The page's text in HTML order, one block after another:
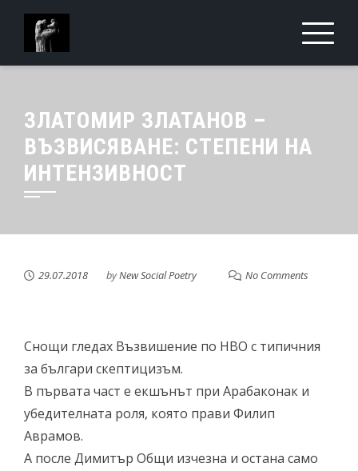
Skip
content
ЗЛАТОМИР ЗЛАТАНОВ –
ВЪЗВИСЯВАНЕ: СТЕПЕНИ НА
ИНТЕНЗИВНОСТ
29.07.2018 byNew Social Poetry No Comments
Снощи гледах Възвишение по HBO с типичния
за българи скептицизъм.
В първата част е екшънът при Арабаконак и
убедителната роля, която прави Филип
Аврамов.
А после Димитър Общи изчезна и остана само